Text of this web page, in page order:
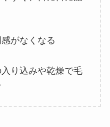
がなくなる
り込みや乾燥で毛